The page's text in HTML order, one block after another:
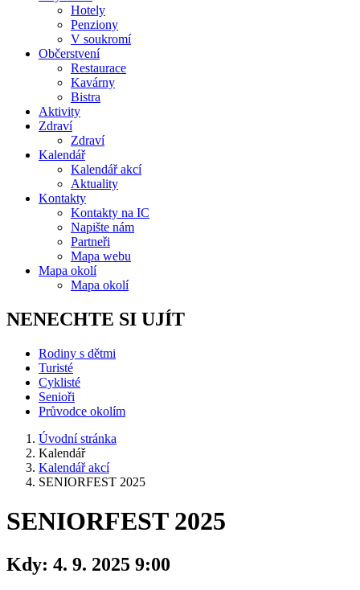
Hotely
Penziony
V soukromí
Občerstvení
Restaurace
Kavárny
Bistra
Aktivity
Zdraví
Zdraví
Kalendář
Kalendář akcí
Aktuality
Kontakty
Kontakty na IC
Napište nám
Partneři
Mapa webu
Mapa okolí
Mapa okolí
NENECHTE SI UJÍT
Rodiny s dětmi
Turisté
Cyklisté
Senioři
Průvodce okolím
Úvodní stránka
Kalendář
Kalendář akcí
SENIORFEST 2025
SENIORFEST 2025
Kdy: 4. 9. 2025 9:00